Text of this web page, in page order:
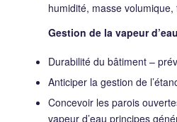
humidité, masse
Gestion de la vapeur d’eau
Durabilité du bâtiment –
Anticiper la gestion de
Concevoir les parois
vapeur d’eau principes